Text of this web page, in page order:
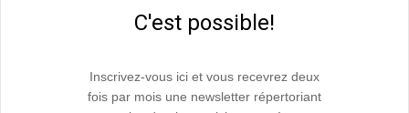
C'est possible!
Inscrivez-vous ici et vous recevrez deux
fois par mois une newsletter répertoriant